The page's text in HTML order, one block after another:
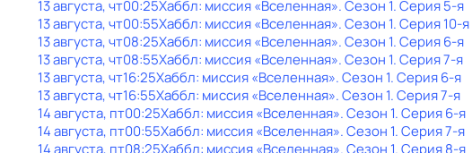
13 августа, чт00:25Хаббл: миссия «Вселенная». Сезон 1. Серия 5-я
13 августа, чт00:55Хаббл: миссия «Вселенная». Сезон 1. Серия 10-я
13 августа, чт08:25Хаббл: миссия «Вселенная». Сезон 1. Серия 6-я
13 августа, чт08:55Хаббл: миссия «Вселенная». Сезон 1. Серия 7-я
13 августа, чт16:25Хаббл: миссия «Вселенная». Сезон 1. Серия 6-я
13 августа, чт16:55Хаббл: миссия «Вселенная». Сезон 1. Серия 7-я
14 августа, пт00:25Хаббл: миссия «Вселенная». Сезон 1. Серия 6-я
14 августа, пт00:55Хаббл: миссия «Вселенная». Сезон 1. Серия 7-я
14 августа, пт08:25Хаббл: миссия «Вселенная». Сезон 1. Серия 8-я